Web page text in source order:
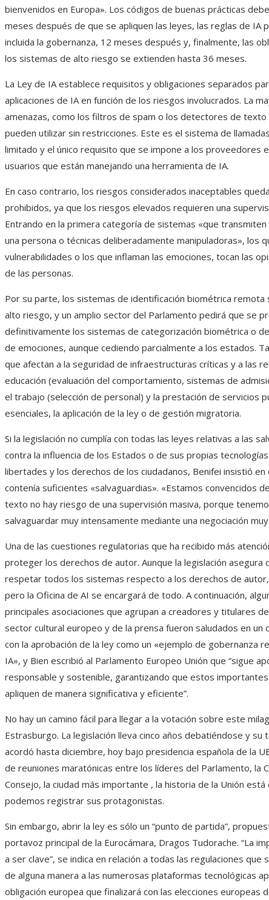
bienvenidos en Europa». Los códigos de buenas prácticas
meses después de que se apliquen las leyes, las reglas de IA
incluida la gobernanza, 12 meses después y, finalmente, las
los sistemas de alto riesgo se extienden hasta 36 meses.
La Ley de IA establece requisitos y obligaciones separados
aplicaciones de IA en función de los riesgos involucrados. La
amenazas, como los filtros de spam o los detectores de texto
pueden utilizar sin restricciones. Este es el sistema de
limitado y el único requisito que se impone a los proveedores
usuarios que están manejando una herramienta de IA.
En caso contrario, los riesgos considerados inaceptables
prohibidos, ya que los riesgos elevados requieren una
Entrando en la primera categoría de sistemas «que transmiten
una persona o técnicas deliberadamente manipuladoras», los
vulnerabilidades o los que inflaman las emociones, tocan las
de las personas.
Por su parte, los sistemas de identificación biométrica remota
alto riesgo, y un amplio sector del Parlamento pedirá que se
definitivamente los sistemas de categorización biométrica o
de emociones, aunque cediendo parcialmente a los estados.
que afectan a la seguridad de infraestructuras críticas y a las
educación (evaluación del comportamiento, sistemas de
el trabajo (selección de personal) y la prestación de servicios
esenciales, la aplicación de la ley o de gestión migratoria.
Si la legislación no cumplía con todas las leyes relativas a las
contra la influencia de los Estados o de sus propias
libertades y los derechos de los ciudadanos, Benifei insistió en
contenía suficientes «salvaguardias». «Estamos convencidos
texto no hay riesgo de una supervisión masiva, porque
salvaguardar muy intensamente mediante una negociación
Una de las cuestiones regulatorias que ha recibido más
proteger los derechos de autor. Aunque la legislación asegura
respetar todos los sistemas respecto a los derechos de
pero la Oficina de AI se encargará de todo. A continuación,
principales asociaciones que agrupan a creadores y titulares
sector cultural europeo y de la prensa fueron saludados en un
con la aprobación de la ley como un «ejemplo de gobernanza
IA», y Bien escribió al Parlamento Europeo Unión que “sigue
responsable y sostenible, garantizando que estos
apliquen de manera significativa y eficiente”.
No hay un camino fácil para llegar a la votación sobre este
Estrasburgo. La legislación lleva cinco años debatiéndose y su
acordó hasta diciembre, hoy bajo presidencia española de la
de reuniones maratónicas entre los líderes del Parlamento, la
Consejo, la ciudad más importante , la historia de la Unión está
podemos registrar sus protagonistas.
Sin embargo, abrir la ley es sólo un “punto de partida”,
portavoz principal de la Eurocámara, Dragos Tudorache. “La
a ser clave”, se indica en relación a todas las regulaciones que
de alguna manera a las numerosas plataformas tecnológicas
obligación europea que finalizará con las elecciones europeas